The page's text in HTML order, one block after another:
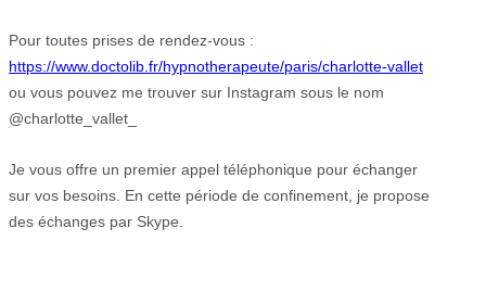
Pour toutes prises de rendez-vous :
https://www.doctolib.fr/hypnotherapeute/paris/charlotte-vallet
ou vous pouvez me trouver sur Instagram sous le nom
@charlotte_vallet_
Je vous offre un premier appel téléphonique pour échanger
sur vos besoins. En cette période de confinement, je propose
des échanges par Skype.